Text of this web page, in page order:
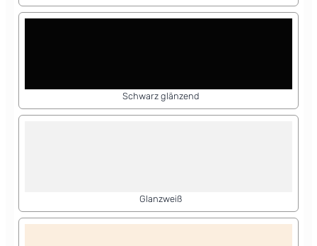
Schwarz glänzend
Glanzweiß